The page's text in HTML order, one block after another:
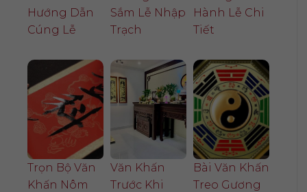
Hướng Dẫn
Cúng Lễ
Sắm Lễ Nhập
Trạch
Hành Lễ Chi
Tiết
Trọn Bộ Văn
Khấn Nôm
Văn Khấn
Trước Khi
Bài Văn Khấn
Treo Gương